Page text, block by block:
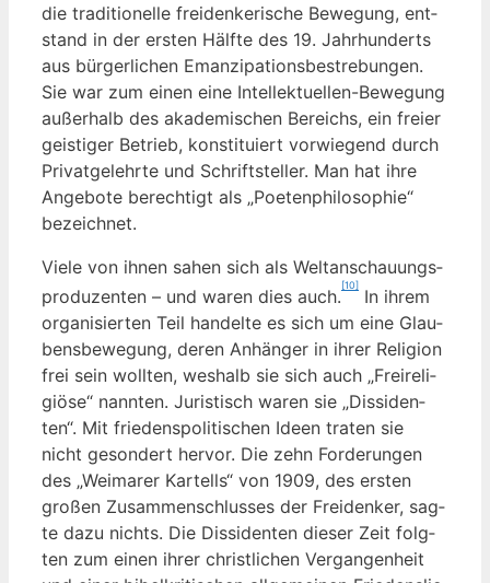
die tra­di­tio­nel­le frei­den­ke­ri­sche Bewe­gung, ent­
stand in der ers­ten Hälf­te des 19. Jahr­hun­derts
aus bür­ger­li­chen Eman­zi­pa­ti­ons­be­stre­bun­gen.
Sie war zum einen eine Intel­lek­tu­el­len-Bewe­gung
außer­halb des aka­de­mi­schen Bereichs, ein frei­er
geis­ti­ger Betrieb, kon­sti­tu­iert vor­wie­gend durch
Pri­vat­ge­lehr­te und Schrift­stel­ler. Man hat ihre
Ange­bo­te berech­tigt als „Poe­ten­phi­lo­so­phie“
bezeichnet.
Vie­le von ihnen sahen sich als Welt­an­schau­ungs­
pro­du­zen­ten – und waren dies auch.
[10]
In ihrem
orga­ni­sier­ten Teil han­del­te es sich um eine Glau­
bens­be­we­gung, deren Anhän­ger in ihrer Reli­gi­on
frei sein woll­ten, wes­halb sie sich auch „Frei­re­li­
giö­se“ nann­ten. Juris­tisch waren sie „Dis­si­den­
ten“. Mit frie­dens­po­li­ti­schen Ideen tra­ten sie
nicht geson­dert her­vor. Die zehn For­de­run­gen
des „Wei­ma­rer Kar­tells“ von 1909, des ers­ten
gro­ßen Zusam­men­schlus­ses der Frei­den­ker, sag­
te dazu nichts. Die Dis­si­den­ten die­ser Zeit folg­
ten zum einen ihrer christ­li­chen Ver­gan­gen­heit